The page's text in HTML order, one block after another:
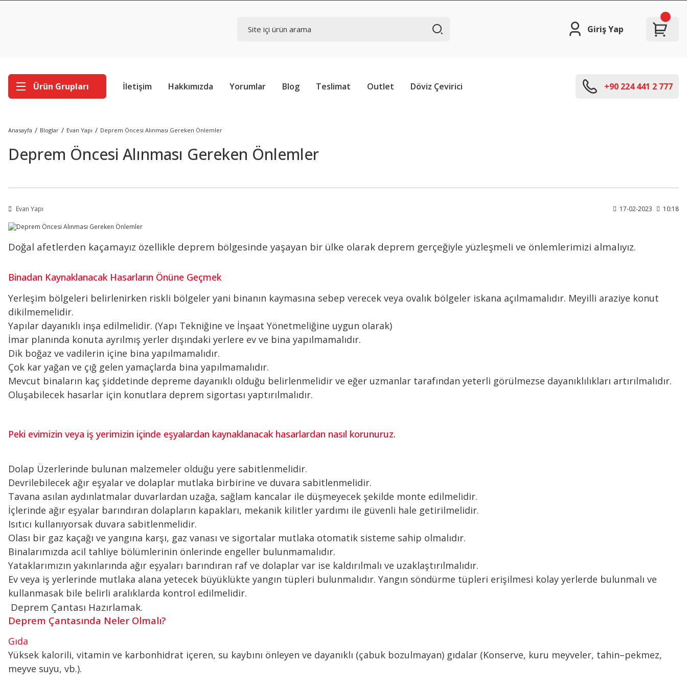
Giriş Yap
Ürün Grupları İletişim Hakkımızda Yorumlar Blog Teslimat Outlet Döviz Çevirici +90 224 441 2 777
Anasayfa Bloglar Evan Yapı Deprem Öncesi Alınması Gereken Önlemler
Deprem Öncesi Alınması Gereken Önlemler
Evan Yapı 17-02-2023 10:18
Doğal afetlerden kaçamayız özellikle deprem bölgesinde yaşayan bir ülke olarak deprem gerçeğiyle yüzleşmeli ve önlemlerimizi almalıyız.
Binadan Kaynaklanacak Hasarların Önüne Geçmek
Yerleşim bölgeleri belirlenirken riskli bölgeler yani binanın kaymasına sebep verecek veya ovalık bölgeler iskana açılmamalıdır. Meyilli araziye konut
dikilmemelidir.
Yapılar dayanıklı inşa edilmelidir. (Yapı Tekniğine ve İnşaat Yönetmeliğine uygun olarak)
İmar planında konuta ayrılmış yerler dışındaki yerlere ev ve bina yapılmamalıdır.
Dik boğaz ve vadilerin içine bina yapılmamalıdır.
Çok kar yağan ve çığ gelen yamaçlarda bina yapılmamalıdır.
Mevcut binaların kaç şiddetinde depreme dayanıklı olduğu belirlenmelidir ve eğer uzmanlar tarafından yeterli görülmezse dayanıklılıkları artırılmalıdır.
Oluşabilecek hasarlar için konutlara deprem sigortası yaptırılmalıdır.
Peki evimizin veya iş yerimizin içinde eşyalardan kaynaklanacak hasarlardan nasıl korunuruz.
Dolap Üzerlerinde bulunan malzemeler olduğu yere sabitlenmelidir.
Devrilebilecek ağır eşyalar ve dolaplar mutlaka birbirine ve duvara sabitlenmelidir.
Tavana asılan aydınlatmalar duvarlardan uzağa, sağlam kancalar ile düşmeyecek şekilde monte edilmelidir.
İçlerinde ağır eşyalar barındıran dolapların kapakları, mekanik kilitler yardımı ile güvenli hale getirilmelidir.
Isıtıcı kullanıyorsak duvara sabitlenmelidir.
Olası bir gaz kaçağı ve yangına karşı, gaz vanası ve sigortalar mutlaka otomatik sisteme sahip olmalıdır.
Binalarımızda acil tahliye bölümlerinin önlerinde engeller bulunmamalıdır.
Yataklarımızın yakınlarında ağır eşyaları barındıran raf ve dolaplar var ise kaldırılmalı ve uzaklaştırılmalıdır.
Ev veya iş yerlerinde mutlaka alana yetecek büyüklükte yangın tüpleri bulunmalıdır. Yangın söndürme tüpleri erişilmesi kolay yerlerde bulunmalı ve
kullanmasak bile belirli aralıklarda kontrol edilmelidir.
Deprem Çantası Hazırlamak.
Deprem Çantasında Neler Olmalı?
Gıda
Yüksek kalorili, vitamin ve karbonhidrat içeren, su kaybını önleyen ve dayanıklı (çabuk bozulmayan) gıdalar (Konserve, kuru meyveler, tahin–pekmez,
meyve suyu, vb.).